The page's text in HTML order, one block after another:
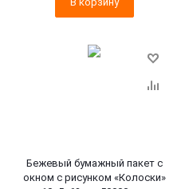
Бежевый бумажный пакет с
окном с рисунком «Колоски»